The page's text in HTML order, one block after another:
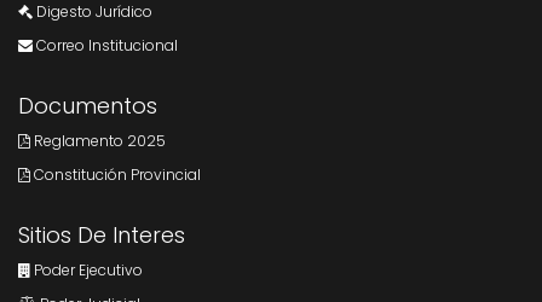
Digesto Jurídico
Correo Institucional
Documentos
Reglamento 2025
Constitución Provincial
Sitios De Interes
Poder Ejecutivo